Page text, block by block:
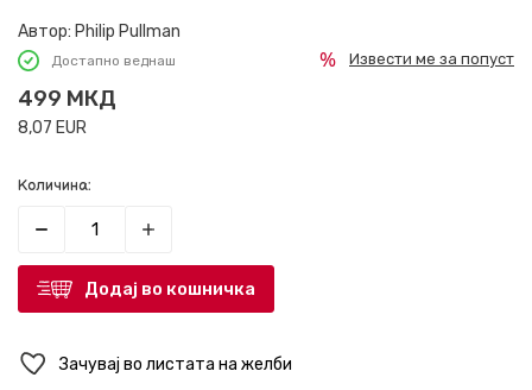
Автор: Philip Pullman
Достапно веднаш
499 МКД
8,07 EUR
Извести ме за попуст
Количина:
Додај во кошничка
Зачувај во листата на желби